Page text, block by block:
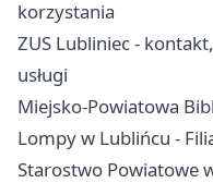
korzystania
ZUS Lubliniec -
usługi
Miejsko-Powiatowa
Lompy w Lublińcu -
Starostwo Powiatowe